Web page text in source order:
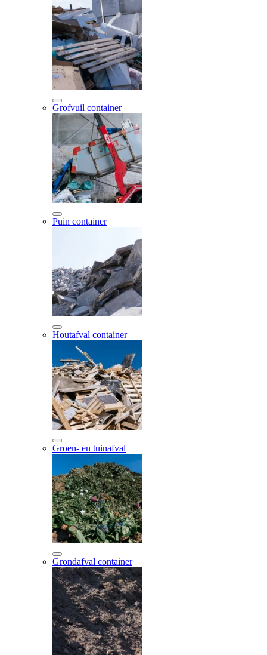
Grofvuil container
Puin container
Houtafval container
Groen- en tuinafval
Grondafval container